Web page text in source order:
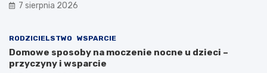
7 sierpnia 2026
RODZICIELSTWO WSPARCIE
Domowe sposoby na moczenie nocne u dzieci –
przyczyny i wsparcie